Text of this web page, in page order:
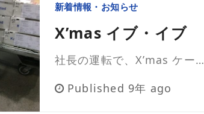
新着情報・お知らせ
X’mas イブ・イブ
社長の運転で、X’mas ケー…
Published 9年 ago